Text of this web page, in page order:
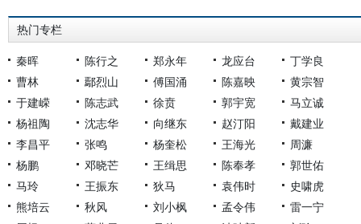
热门专栏
秦晖 陈行之 郑永年 龙应台
丁学良
曹林
鄢烈山 傅国涌 陈嘉映
黄宗智
于建嵘
陈志武 徐贲 郭宇宽
马立诚
杨祖陶
沈志华 向继东 赵汀阳
戴建业
李昌平
张鸣 杨奎松 王海光
周濂
杨鹏
邓晓芒 王缉思 陈奉孝
郭世佑
马玲
王振东 狄马 袁伟时
史啸虎
熊培云
秋风 刘小枫 孟令伟
雷一宁